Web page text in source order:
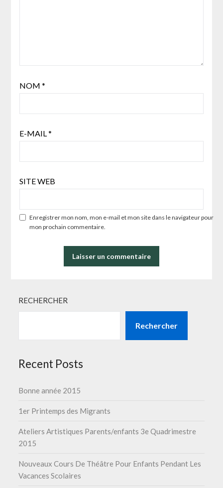
NOM *
E-MAIL*
SITE WEB
Enregistrer mon nom, mon e-mail et mon site dans le navigateur pour
mon prochain commentaire.
RECHERCHER
Rechercher
Recent Posts
Bonne année 2015
1er Printemps des Migrants
Ateliers Artistiques Parents/enfants 3e Quadrimestre
2015
Nouveaux Cours De Théâtre Pour Enfants Pendant Les
Vacances Scolaires